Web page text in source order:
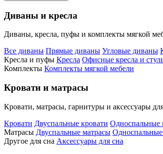
Диваны и кресла
Диваны, кресла, пуфы и комплекты мягкой
Все диваны Прямые диваны Угловые диваны
Кресла и пуфы Кресла Офисные кресла и
Комплекты Комплекты мягкой мебели
Кровати и матрасы
Кровати, матрасы, гарнитуры и аксессуары
Кровати Двуспальные кровати Односпальные
Матрасы Двуспальные матрасы
Другое для сна Аксессуары для сна